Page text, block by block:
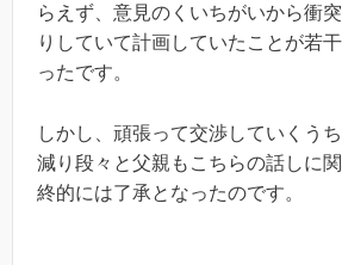
らえず、意見のくいちがいから衝
りしていて計画していたことが若
ったです。
しかし、頑張って交渉していくう
減り段々と父親もこちらの話しに
終的には了承となったのです。